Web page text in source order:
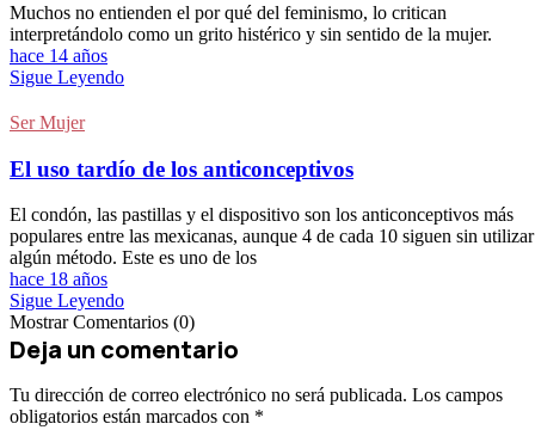
Muchos no entienden el por qué del feminismo, lo critican
interpretándolo como un grito histérico y sin sentido de la mujer.
hace 14 años
Sigue Leyendo
Ser Mujer
El uso tardío de los anticonceptivos
El condón, las pastillas y el dispositivo son los anticonceptivos más
populares entre las mexicanas, aunque 4 de cada 10 siguen sin utilizar
algún método. Este es uno de los
hace 18 años
Sigue Leyendo
Mostrar Comentarios (0)
Deja un comentario
Tu dirección de correo electrónico no será publicada. Los campos
obligatorios están marcados con *